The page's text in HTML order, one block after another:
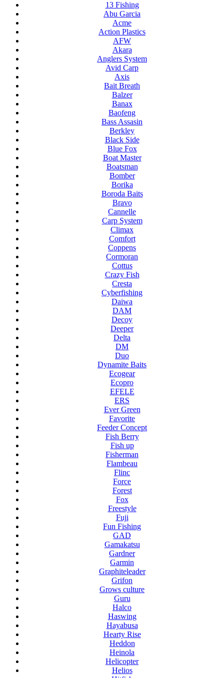
13 Fishing
Abu Garcia
Acme
Action Plastics
AFW
Akara
Anglers System
Avid Carp
Axis
Bait Breath
Balzer
Banax
Baofeng
Bass Assasin
Berkley
Black Side
Blue Fox
Boat Master
Boatsman
Bomber
Borika
Boroda Baits
Bravo
Cannelle
Carp System
Climax
Comfort
Coppens
Cormoran
Cottus
Crazy Fish
Cresta
Cyberfishing
Daiwa
DAM
Decoy
Deeper
Delta
DM
Duo
Dynamite Baits
Ecogear
Ecopro
EFELE
ERS
Ever Green
Favorite
Feeder Concept
Fish Berry
Fish up
Fisherman
Flambeau
Flinc
Force
Forest
Fox
Freestyle
Fuji
Fun Fishing
GAD
Gamakatsu
Gardner
Garmin
Graphiteleader
Grifon
Grows culture
Guru
Halco
Haswing
Hayabusa
Hearty Rise
Heddon
Heinola
Helicopter
Helios